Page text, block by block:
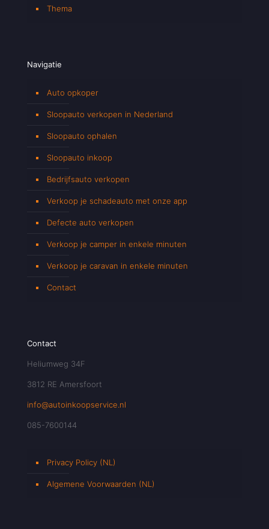
Thema
Navigatie
Auto opkoper
Sloopauto verkopen in Nederland
Sloopauto ophalen
Sloopauto inkoop
Bedrijfsauto verkopen
Verkoop je schadeauto met onze app
Defecte auto verkopen
Verkoop je camper in enkele minuten
Verkoop je caravan in enkele minuten
Contact
Contact
Heliumweg 34F
3812 RE Amersfoort
info@autoinkoopservice.nl
085-7600144
Privacy Policy (NL)
Algemene Voorwaarden (NL)